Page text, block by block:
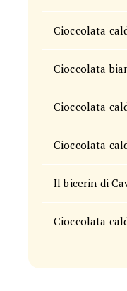
Cioccolata
Cioccolata
Cioccolata
Cioccolata
Il bicerin di
Cioccolata